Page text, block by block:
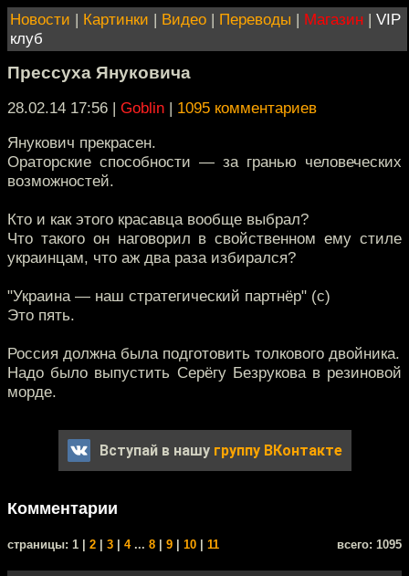
Новости | Картинки | Видео | Переводы | Магазин | VIP
клуб
Прессуха Януковича
28.02.14 17:56 | Goblin | 1095 комментариев
Янукович прекрасен.
Ораторские способности — за гранью человеческих
возможностей.
Кто и как этого красавца вообще выбрал?
Что такого он наговорил в свойственном ему стиле
украинцам, что аж два раза избирался?
"Украина — наш стратегический партнёр" (с)
Это пять.
Россия должна была подготовить толкового двойника.
Надо было выпустить Серёгу Безрукова в резиновой
морде.
Вступай в нашу группу ВКонтакте
Комментарии
cтраницы: 1 | 2 3 4... 8 9 10 11 всего: 1095